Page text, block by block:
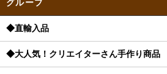
グループ
◆直輸入品
◆大人気！クリエイターさん手作り商品